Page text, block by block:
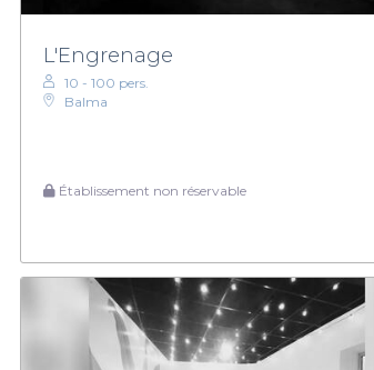
L'Engrenage
10 - 100 pers.
Balma
Établissement non réservable